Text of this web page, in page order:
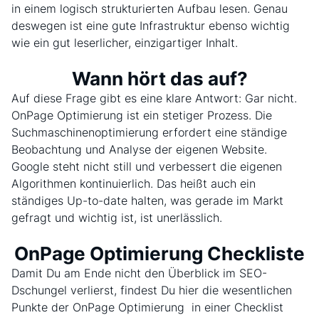
in einem logisch strukturierten Aufbau lesen. Genau
deswegen ist eine gute Infrastruktur ebenso wichtig
wie ein gut leserlicher, einzigartiger Inhalt.
Wann hört das auf?
Auf diese Frage gibt es eine klare Antwort: Gar nicht.
OnPage Optimierung ist ein stetiger Prozess. Die
Suchmaschinenoptimierung erfordert eine ständige
Beobachtung und Analyse der eigenen Website.
Google steht nicht still und verbessert die eigenen
Algorithmen kontinuierlich. Das heißt auch ein
ständiges Up-to-date halten, was gerade im Markt
gefragt und wichtig ist, ist unerlässlich.
OnPage Optimierung Checkliste
Damit Du am Ende nicht den Überblick im SEO-
Dschungel verlierst, findest Du hier die wesentlichen
Punkte der OnPage Optimierung in einer Checklist